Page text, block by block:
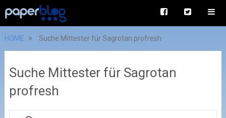
HOME Suche Mittester für Sagrotan profresh
Suche Mittester für Sagrotan
profresh